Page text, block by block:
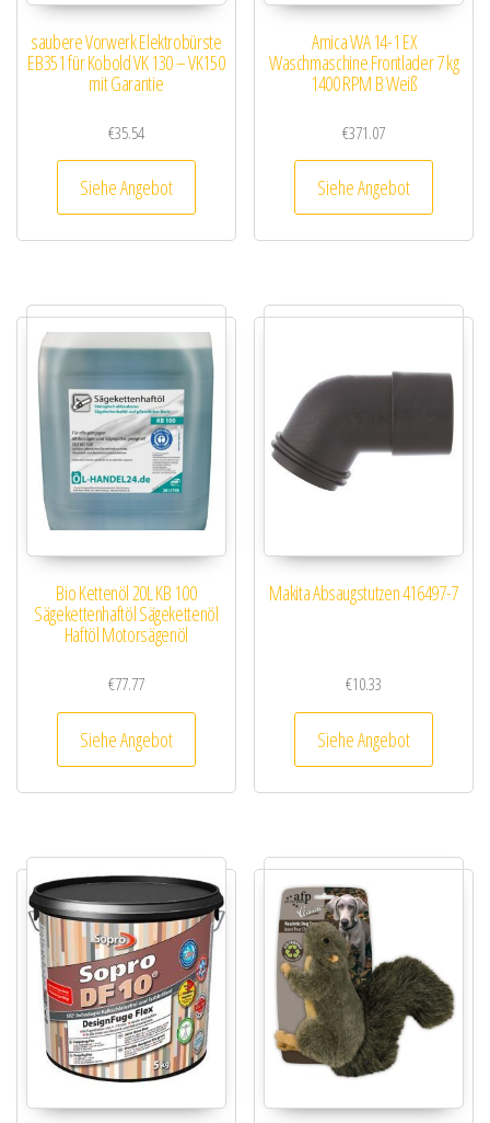
saubere Vorwerk Elektrobürste
EB351 für Kobold VK 130 – VK150
mit Garantie
€35.54
Siehe Angebot
Amica WA 14-1 EX
Waschmaschine Frontlader 7 kg
1400 RPM B Weiß
€371.07
Siehe Angebot
Bio Kettenöl 20L KB 100
Sägekettenhaftöl Sägekettenöl
Haftöl Motorsägenöl
€77.77
Siehe Angebot
Makita Absaugstutzen 416497-7
€10.33
Siehe Angebot